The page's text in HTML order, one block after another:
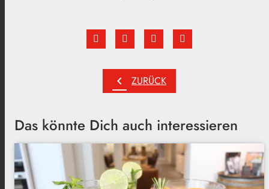
chevron_left ZURÜCK
Das könnte Dich auch interessieren